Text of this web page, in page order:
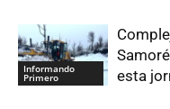
Informando
Primero
esta